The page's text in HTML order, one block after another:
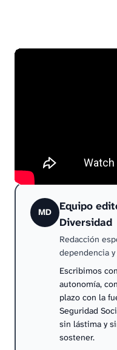
riqueza de nuestra
MD
Equipo
Diversidad
Redacción
dependencia
Escribimos
autonomía,
plazo con la
Seguridad
sin lástima y
sostener.